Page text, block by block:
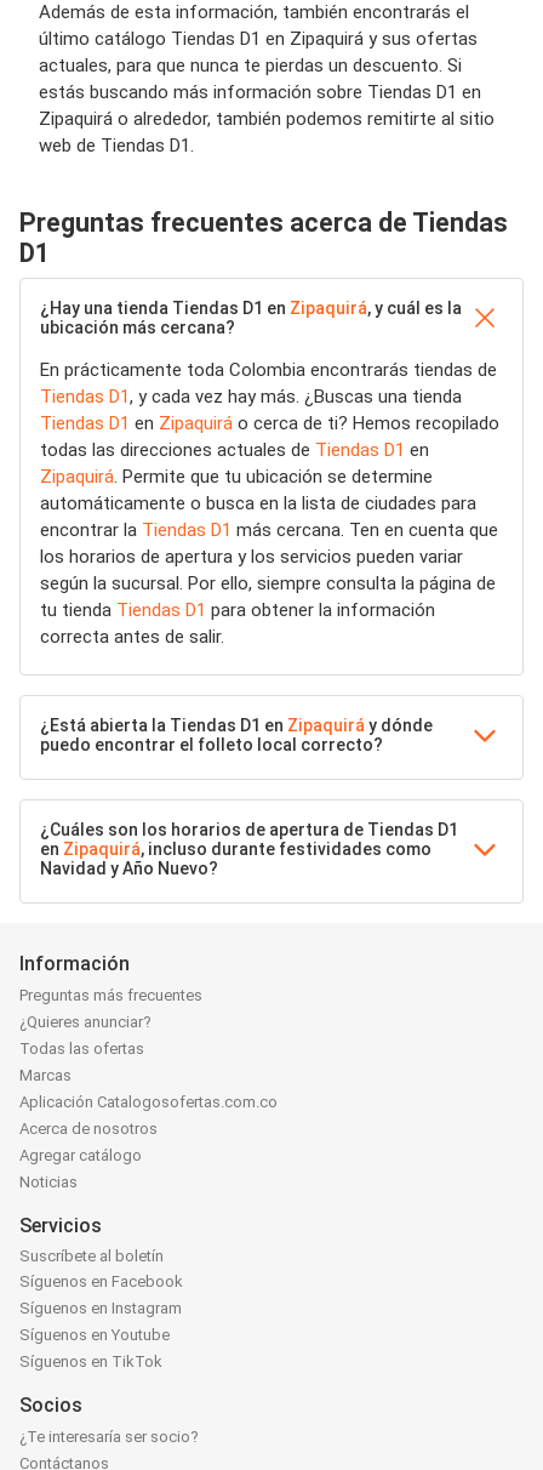
Además de esta información, también encontrarás el
último catálogo Tiendas D1 en Zipaquirá y sus ofertas
actuales, para que nunca te pierdas un descuento. Si
estás buscando más información sobre Tiendas D1 en
Zipaquirá o alrededor, también podemos remitirte al sitio
web de Tiendas D1.
Preguntas frecuentes acerca de Tiendas
D1
¿Hay una tienda Tiendas D1 en Zipaquirá, y cuál es la
ubicación más cercana?
En prácticamente toda Colombia encontrarás tiendas de
Tiendas D1, y cada vez hay más. ¿Buscas una tienda
Tiendas D1 en Zipaquirá o cerca de ti? Hemos recopilado
todas las direcciones actuales de Tiendas D1 en
Zipaquirá. Permite que tu ubicación se determine
automáticamente o busca en la lista de ciudades para
encontrar la Tiendas D1 más cercana. Ten en cuenta que
los horarios de apertura y los servicios pueden variar
según la sucursal. Por ello, siempre consulta la página de
tu tienda Tiendas D1 para obtener la información
correcta antes de salir.
¿Está abierta la Tiendas D1 en Zipaquirá y dónde
puedo encontrar el folleto local correcto?
¿Cuáles son los horarios de apertura de Tiendas D1
en Zipaquirá, incluso durante festividades como
Navidad y Año Nuevo?
Información
Preguntas más frecuentes
¿Quieres anunciar?
Todas las ofertas
Marcas
Aplicación Catalogosofertas.com.co
Acerca de nosotros
Agregar catálogo
Noticias
Servicios
Suscríbete al boletín
Síguenos en Facebook
Síguenos en Instagram
Síguenos en Youtube
Síguenos en TikTok
Socios
¿Te interesaría ser socio?
Contáctanos